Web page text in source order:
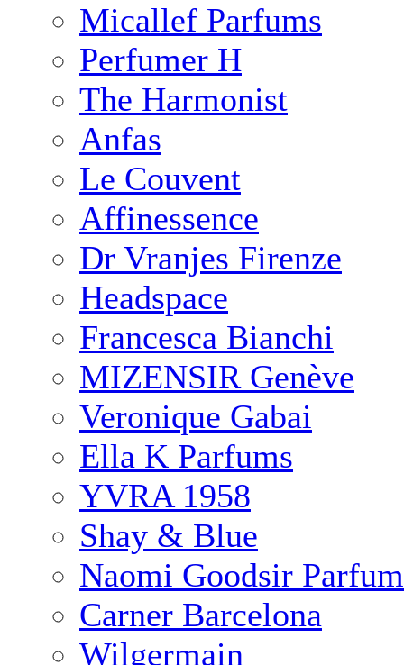
Micallef Parfums
Perfumer H
The Harmonist
Anfas
Le Couvent
Affinessence
Dr Vranjes Firenze
Headspace
Francesca Bianchi
MIZENSIR Genève
Veronique Gabai
Ella K Parfums
YVRA 1958
Shay & Blue
Naomi Goodsir
Carner Barcelona
Wilgermain